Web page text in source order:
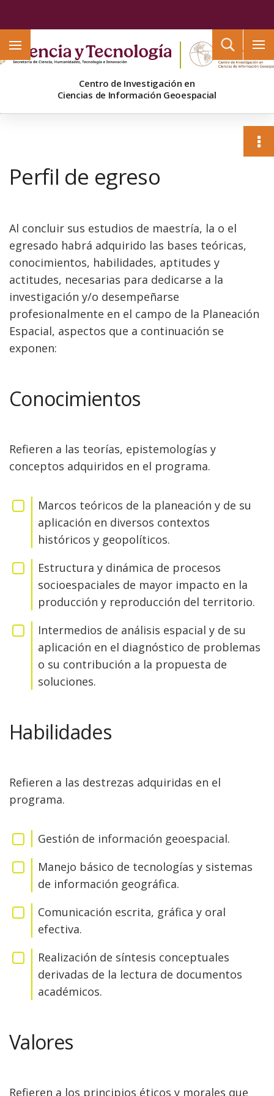
Centro de Investigación en
Ciencias de Información Geoespacial
Perfil de egreso
Al concluir sus estudios de maestría, la o el
egresado habrá adquirido las bases teóricas,
conocimientos, habilidades, aptitudes y
actitudes, necesarias para dedicarse a la
investigación y/o desempeñarse
profesionalmente en el campo de la Planeación
Espacial, aspectos que a continuación se
exponen:
Conocimientos
Refieren a las teorías, epistemologías y
conceptos adquiridos en el programa.
Marcos teóricos de la planeación y de su
aplicación en diversos contextos
históricos y geopolíticos.
Estructura y dinámica de procesos
socioespaciales de mayor impacto en la
producción y reproducción del territorio.
Intermedios de análisis espacial y de su
aplicación en el diagnóstico de problemas
o su contribución a la propuesta de
soluciones.
Habilidades
Refieren a las destrezas adquiridas en el
programa.
Gestión de información geoespacial.
Manejo básico de tecnologías y sistemas
de información geográfica.
Comunicación escrita, gráfica y oral
efectiva.
Realización de síntesis conceptuales
derivadas de la lectura de documentos
académicos.
Valores
Refieren a los principios éticos y morales que